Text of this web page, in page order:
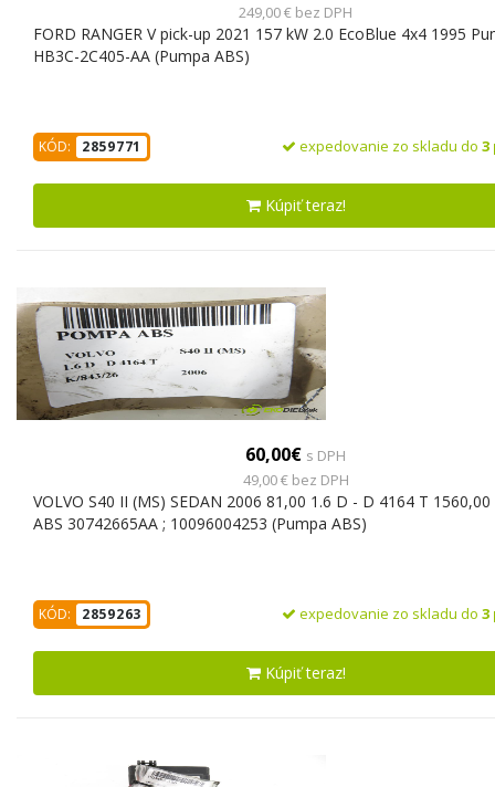
249,00 € bez DPH
FORD RANGER V pick-up 2021 157 kW 2.0 EcoBlue 4x4 1995
HB3C-2C405-AA (Pumpa ABS)
KÓD: 2859771 expedovanie zo skladu do 3
Kúpiť teraz!
60,00€ s DPH
49,00 € bez DPH
VOLVO S40 II (MS) SEDAN 2006 81,00 1.6 D - D 4164 T
ABS 30742665AA ; 10096004253 (Pumpa ABS)
KÓD: 2859263 expedovanie zo skladu do 3
Kúpiť teraz!